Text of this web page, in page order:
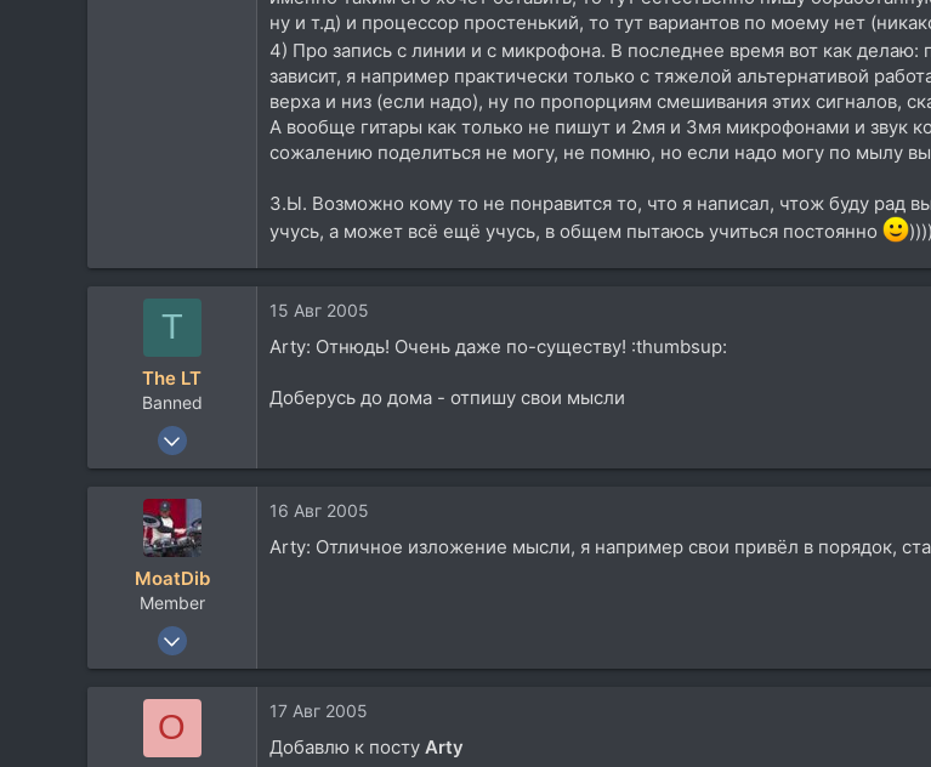
ну и т.д) и процессор простенький, то тут вариантов по моему нет
4) Про запись с линии и с микрофона. В последнее время вот как
зависит, я например практически только с тяжелой альтернативой
верха и низ (если надо), ну по пропорциям смешивания этих сигналов,
А вообще гитары как только не пишут и 2мя и 3мя микрофонами и звук
сожалению поделиться не могу, не помню, но если надо могу по мылу
З.Ы. Возможно кому то не понравится то, что я написал, чтож буду рад
учусь, а может всё ещё учусь, в общем пытаюсь учиться постоянно
T
The LT
Banned
22 Июл 2005
lt.internets.ru
15 Авг 2005
Arty: Отнюдь! Очень даже по-существу! :thumbsup:
Доберусь до дома - отпишу свои мысли
MoatDib
Member
10 Авг 2005
16 Авг 2005
Arty: Отличное изложение мысли, я например свои привёл в порядок,
O 17 Авг 2005
Добавлю к посту Arty